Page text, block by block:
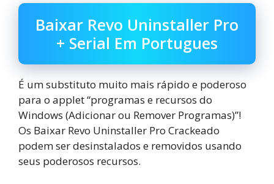
Baixar Revo Uninstaller Pro
+ Serial Em Portugues
É um substituto muito mais rápido e poderoso
para o applet “programas e recursos do
Windows (Adicionar ou Remover Programas)”!
Os Baixar Revo Uninstaller Pro Crackeado
podem ser desinstalados e removidos usando
seus poderosos recursos.